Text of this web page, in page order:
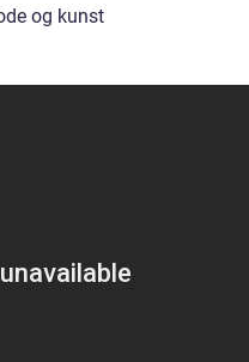
og kunst